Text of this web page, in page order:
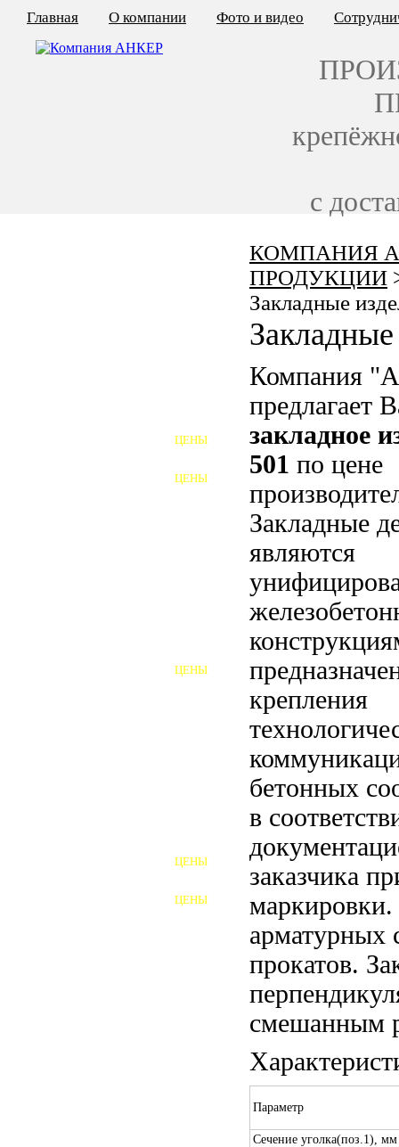
КОМПАНИЯ
ПРОДУКЦИИ
Закладные
Компания
предлагает
закладное
501 по цене
Закладные
являются
крепления
бетонных
в
заказчика
маркировки.
арматурных
прокатов.
смешанным
Параметр
Сечение уголка(поз.1), мм
ЦЕНЫ
ЦЕНЫ
ШАЙБЫ ФУНДАМЕНТНЫЕ
ЦЕНЫ
ЦЕНЫ
ЦЕНЫ
Главная О компании Фото и видео
с